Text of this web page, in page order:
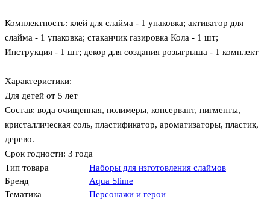
Комплектность: клей для слайма - 1 упаковка; активатор для
слайма - 1 упаковка; стаканчик газировка Кола - 1 шт;
Инструкция - 1 шт; декор для создания розыгрыша - 1 комплект
Характеристики:
Для детей от 5 лет
Состав: вода очищенная, полимеры, консервант, пигменты,
кристаллическая соль, пластификатор, ароматизаторы, пластик,
дерево.
Срок годности: 3 года
Тип товара
Наборы для изготовления слаймов
Бренд
Aqua Slime
Тематика
Персонажи и герои